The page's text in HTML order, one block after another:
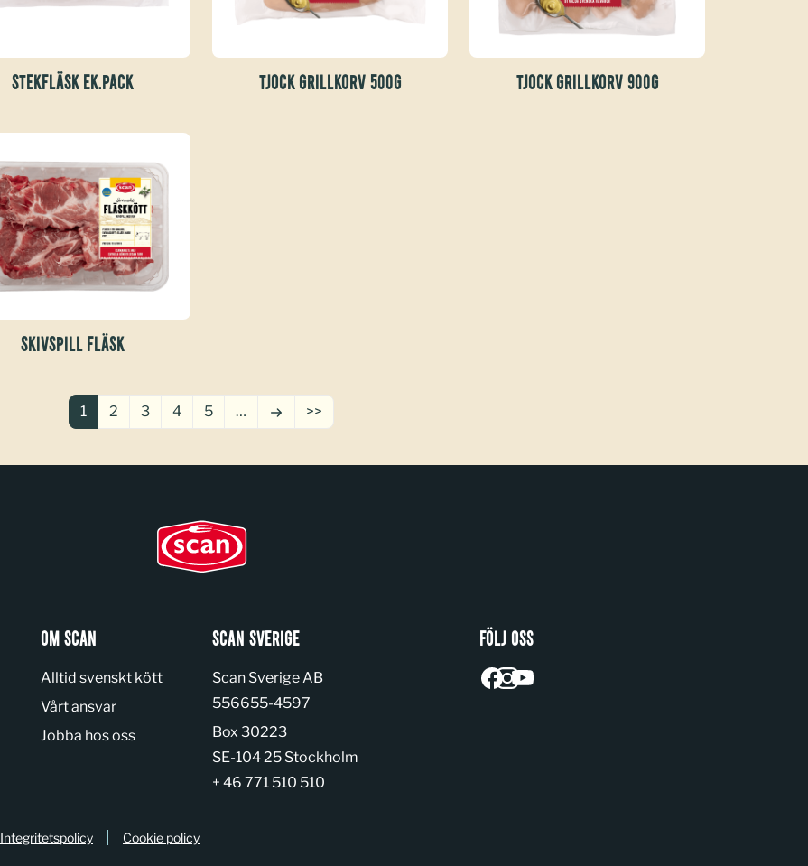
STEKFLÄSK EK.PACK TJOCK GRILLKORV 500G TJOCK GRILLKORV 900G
SKIVSPILL FLÄSK
1 2 3 4 5 … >>
OM SCAN
Alltid svenskt kött
Vårt ansvar
Jobba hos oss
SCAN SVERIGE
Scan Sverige AB
Organization number:
556655-4597
Box 30223
SE-104 25 Stockholm
+ 46 771 510 510
FÖLJ OSS
Integritetspolicy Cookie policy